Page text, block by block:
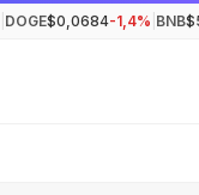
DOGE$0,0684-1,4% BNB